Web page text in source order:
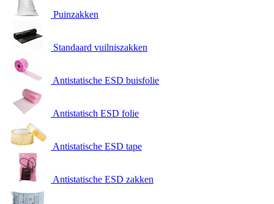
Puinzakken
Standaard vuilniszakken
Antistatische ESD buisfolie
Antistatisch ESD folie
Antistatische ESD tape
Antistatische ESD zakken